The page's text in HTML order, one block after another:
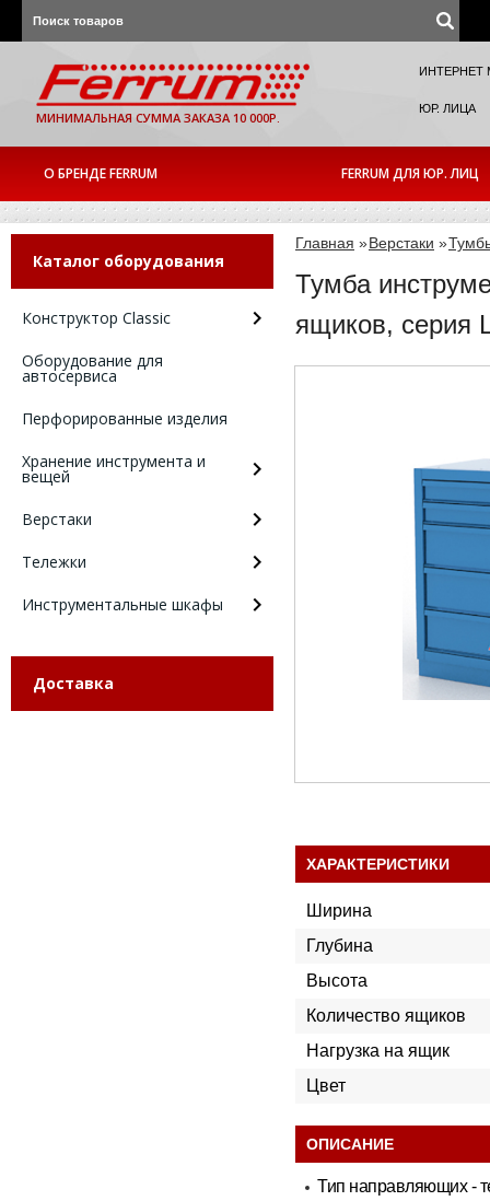
МИНИМАЛЬНАЯ СУММА ЗАКАЗА 10 000Р.
ИНТЕРНЕТ
ЮР. ЛИЦА
О БРЕНДЕ FERRUM FERRUM ДЛЯ ЮР. ЛИЦ
Каталог оборудования
Конструктор Classic
Оборудование для
автосервиса
Перфорированные изделия
Хранение инструмента и
вещей
Верстаки
Тележки
Инструментальные шкафы
Доставка
Главная »Верстаки »
Тумба
ящиков, серия
ХАРАКТЕРИСТИКИ
Ширина
Глубина
Высота
Количество ящиков
Нагрузка на ящик
Цвет
ОПИСАНИЕ
Тип направляющих -